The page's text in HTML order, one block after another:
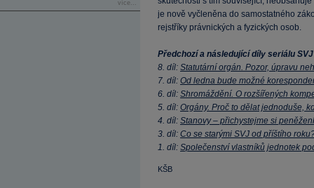
více...
je nově vyčleněna do samostatného
rejstříky právnických a fyzických osob.
Předchozí a následující díly seriálu
8. díl: Statutární orgán. Pozor, úpravu
7. díl: Od ledna bude možné
6. díl: Shromáždění. O rozšířených
5. díl: Orgány. Proč to dělat jednoduše,
4. díl: Stanovy – přichystejme si
3. díl: Co se starými SVJ od příštího
1. díl: Společenství vlastníků jednotek
KŠB